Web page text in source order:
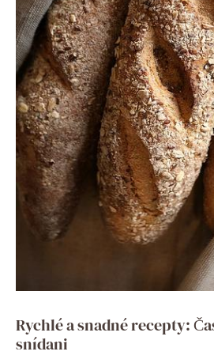
Rychlé a snadné recepty:
snídani